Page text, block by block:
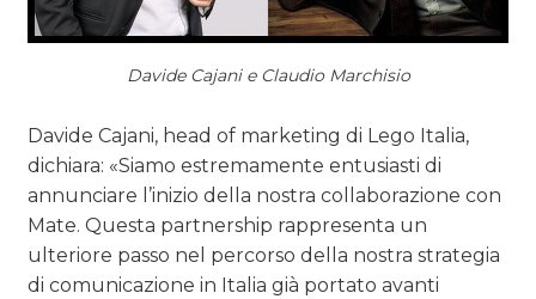
Davide Cajani e Claudio Marchisio
Davide Cajani, head of marketing di Lego Italia,
dichiara: «Siamo estremamente entusiasti di
annunciare l’inizio della nostra collaborazione con
Mate. Questa partnership rappresenta un
ulteriore passo nel percorso della nostra strategia
di comunicazione in Italia già portato avanti